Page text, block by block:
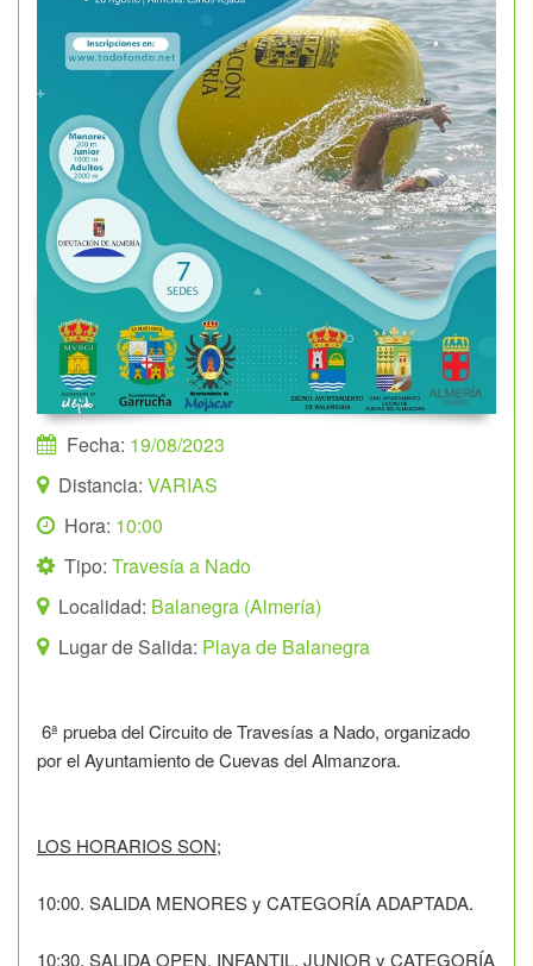
Fecha: 19/08/2023
Distancia: VARIAS
Hora: 10:00
Tipo: Travesía a Nado
Localidad: Balanegra (Almería)
Lugar de Salida: Playa de Balanegra
6ª prueba del Circuito de Travesías a Nado, organizado
por el Ayuntamiento de Cuevas del Almanzora.
LOS HORARIOS SON;
10:00. SALIDA MENORES y CATEGORÍA ADAPTADA.
10:30. SALIDA OPEN, INFANTIL, JUNIOR y CATEGORÍA